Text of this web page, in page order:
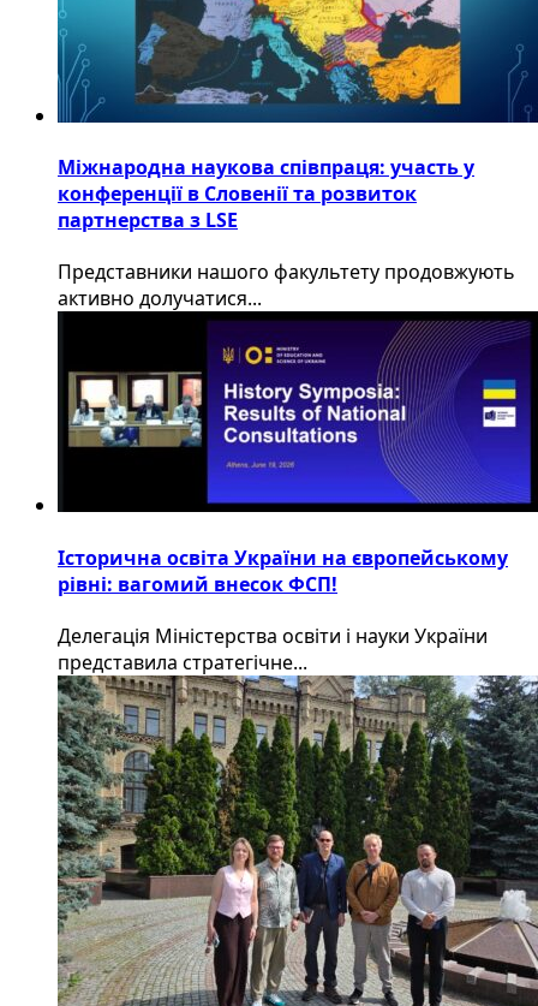
Міжнародна наукова співпраця: участь у
конференції в Словенії та розвиток
партнерства з LSE
​Представники нашого факультету продовжують
активно долучатися...
Історична освіта України на європейському
рівні: вагомий внесок ФСП!
Делегація Міністерства освіти і науки України
представила стратегічне...